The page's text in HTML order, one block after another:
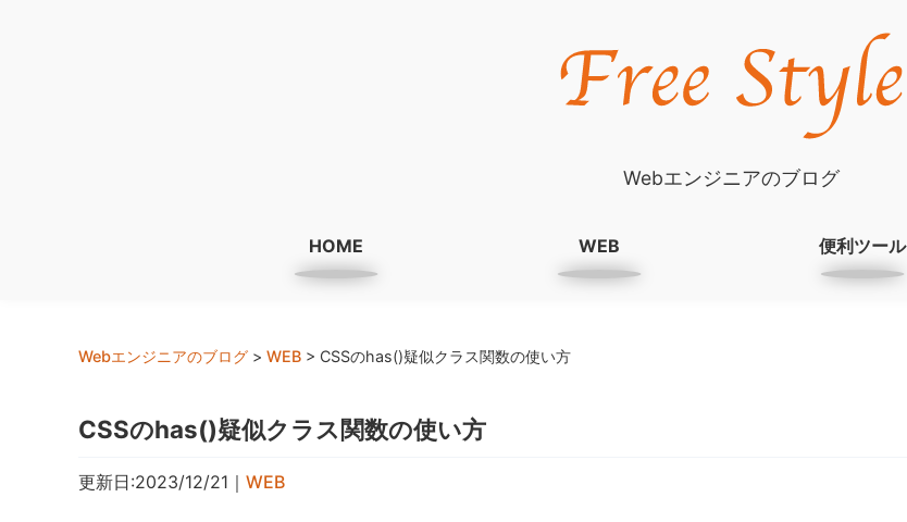
Webエンジニアのブログ
HOME WEB 便利ツール
Webエンジニアのブログ > WEB > CSSのhas()疑似クラス関数の使い方
CSSのhas()疑似クラス関数の使い方
更新日:2023/12/21 ｜ WEB